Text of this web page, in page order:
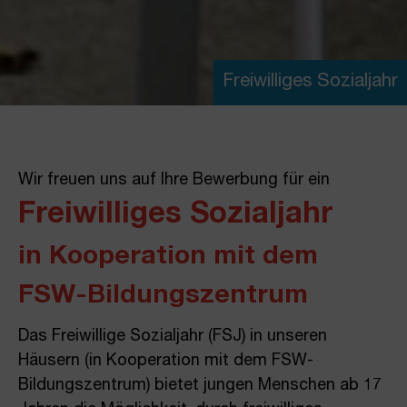
Freiwilliges Sozialjahr
Wir freuen uns auf Ihre Bewerbung für ein
Freiwilliges Sozialjahr
in Kooperation mit dem
FSW-Bildungszentrum
Das Freiwillige Sozialjahr (FSJ) in unseren
Häusern (in Kooperation mit dem FSW-
Bildungszentrum) bietet jungen Menschen ab 17